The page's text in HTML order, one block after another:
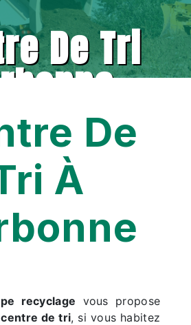
De Tri
De
À
recyclage vous propose
centre de tri, si vous habitez